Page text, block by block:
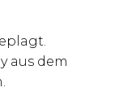
aus dem